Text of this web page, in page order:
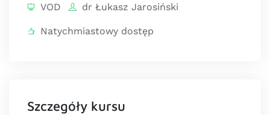
VOD dr Łukasz Jarosiński
Natychmiastowy dostęp
Szczegóły kursu